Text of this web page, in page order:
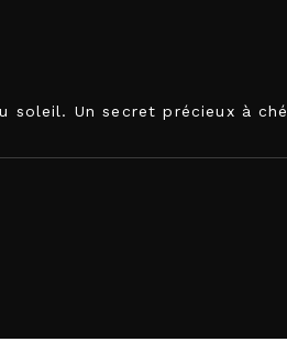
soleil. Un secret précieux à